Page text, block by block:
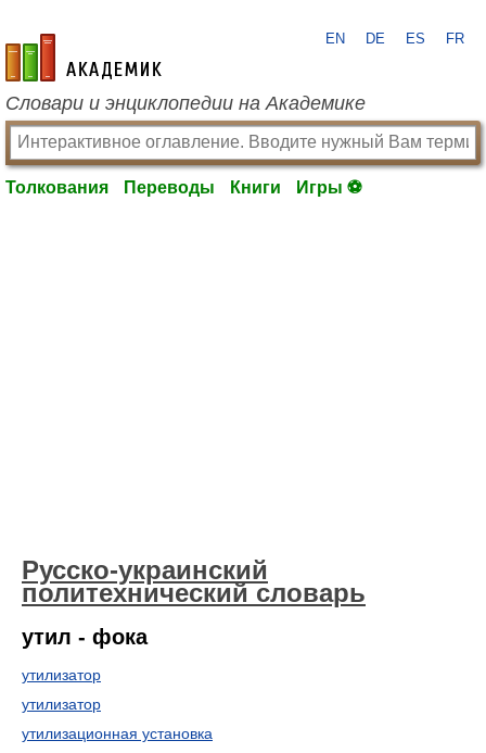
academic.ru
EN DE ES FR
Словари и энциклопедии на Академике
Толкования Переводы Книги Игры ⚽
Русско-украинский
политехнический словарь
утил - фока
утилизатор
утилизатор
утилизационная установка